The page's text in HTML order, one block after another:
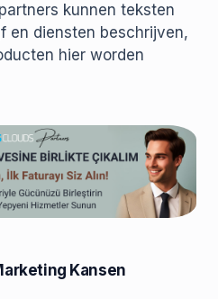
kunnen teksten
en diensten beschrijven,
hier worden
Kansen